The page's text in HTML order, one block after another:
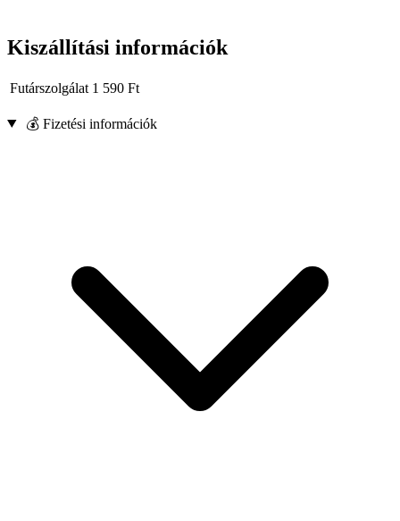
Kiszállítási információk
Futárszolgálat 1 590 Ft
💰 Fizetési információk